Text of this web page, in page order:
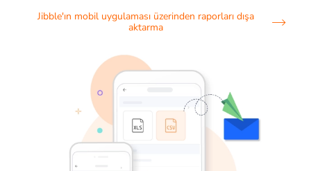
Jibble'ın mobil uygulaması üzerinden raporları dışa
aktarma